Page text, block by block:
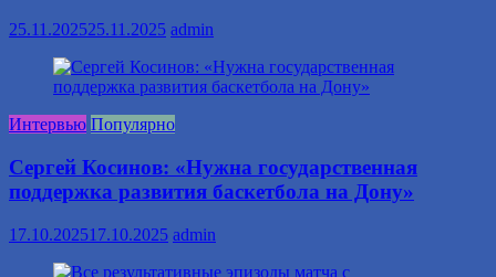
25.11.202525.11.2025 admin
Интервью Популярно
Сергей Косинов: «Нужна государственная
поддержка развития баскетбола на Дону»
17.10.202517.10.2025 admin